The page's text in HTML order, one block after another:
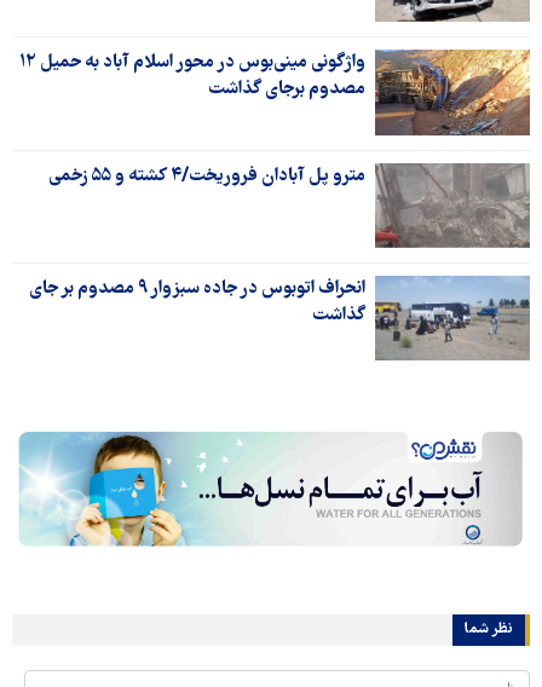
واژگونی مینی‌بوس در محور اسلام آباد به حمیل ۱۲
مصدوم برجای گذاشت
مترو پل آبادان فروریخت/۴ کشته و ۵۵ زخمی
انحراف اتوبوس در جاده سبزوار ۹ مصدوم بر جای
گذاشت
نظر شما